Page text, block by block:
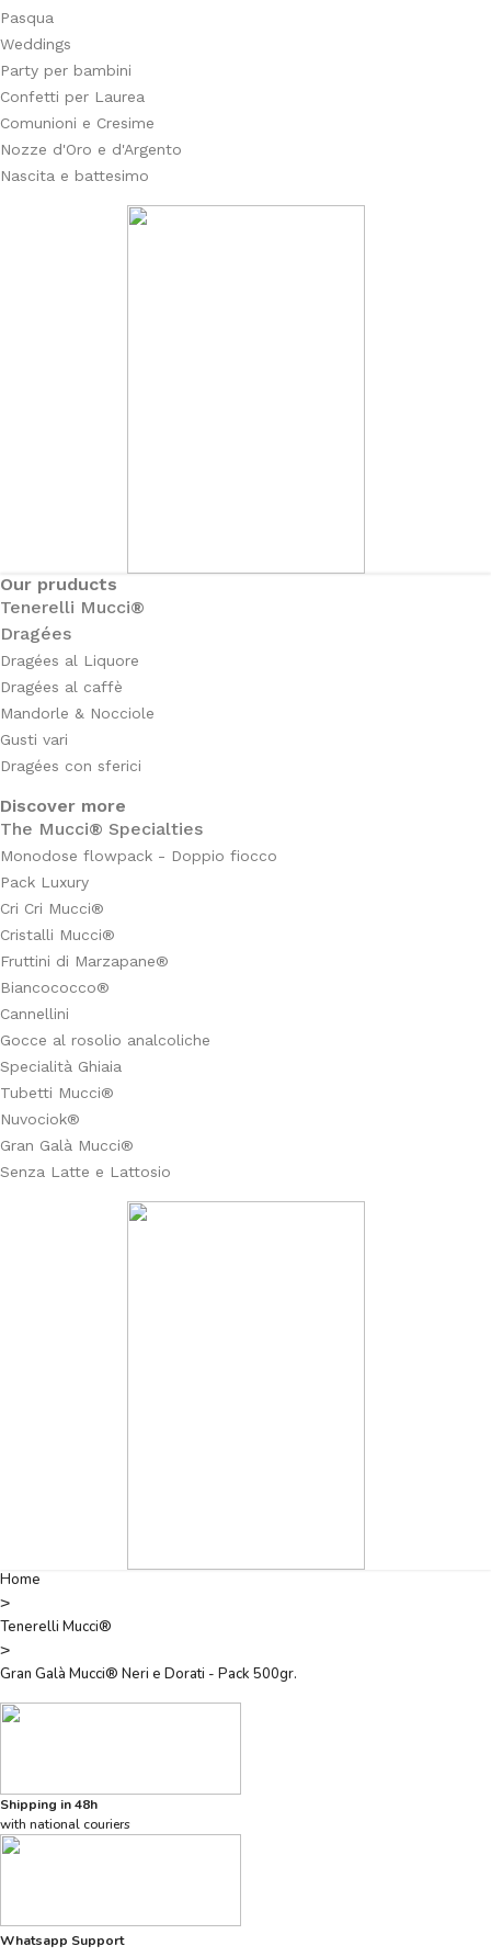
Pasqua
Weddings
Party per bambini
Confetti per Laurea
Comunioni e Cresime
Nozze d'Oro e d'Argento
Nascita e battesimo
Our pruducts
Tenerelli Mucci®
Dragées
Dragées al Liquore
Dragées al caffè
Mandorle & Nocciole
Gusti vari
Dragées con sferici
Discover more
The Mucci® Specialties
Monodose flowpack - Doppio fiocco
Pack Luxury
Cri Cri Mucci®
Cristalli Mucci®
Fruttini di Marzapane®
Biancococco®
Cannellini
Gocce al rosolio analcoliche
Specialità Ghiaia
Tubetti Mucci®
Nuvociok®
Gran Galà Mucci®
Senza Latte e Lattosio
Home
>
Tenerelli Mucci®
>
Gran Galà Mucci® Neri e Dorati - Pack 500gr.
Shipping in 48h
with national couriers
Whatsapp Support